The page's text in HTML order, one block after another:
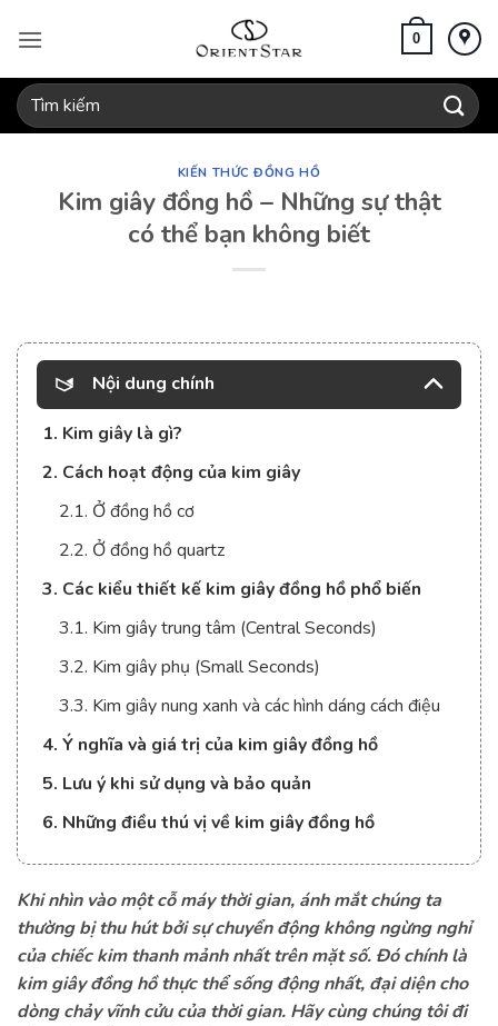
qua
dung
0
Tìm
kiếm:
KIẾN THỨC ĐỒNG HỒ
Kim giây đồng hồ – Những sự thật
có thể bạn không biết
Nội dung chính
1. Kim giây là gì?
2. Cách hoạt động của kim giây
2.1. Ở đồng hồ cơ
2.2. Ở đồng hồ quartz
3. Các kiểu thiết kế kim giây đồng hồ phổ biến
3.1. Kim giây trung tâm (Central Seconds)
3.2. Kim giây phụ (Small Seconds)
3.3. Kim giây nung xanh và các hình dáng cách điệu
4. Ý nghĩa và giá trị của kim giây đồng hồ
5. Lưu ý khi sử dụng và bảo quản
6. Những điều thú vị về kim giây đồng hồ
Khi nhìn vào một cỗ máy thời gian, ánh mắt chúng ta
thường bị thu hút bởi sự chuyển động không ngừng nghỉ
của chiếc kim thanh mảnh nhất trên mặt số. Đó chính là
kim giây đồng hồ thực thể sống động nhất, đại diện cho
dòng chảy vĩnh cửu của thời gian. Hãy cùng chúng tôi đi